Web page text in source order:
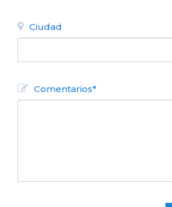
Ciudad
Comentarios*